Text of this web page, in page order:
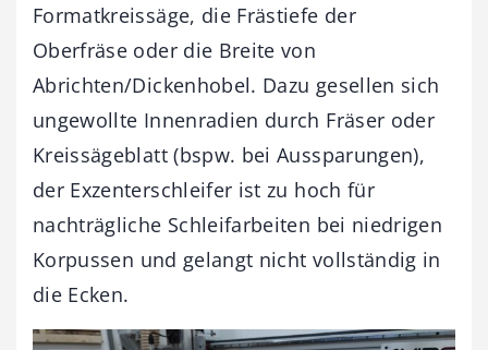
Formatkreissäge, die Frästiefe der
Oberfräse oder die Breite von
Abrichten/Dickenhobel. Dazu gesellen sich
ungewollte Innenradien durch Fräser oder
Kreissägeblatt (bspw. bei Aussparungen),
der Exzenterschleifer ist zu hoch für
nachträgliche Schleifarbeiten bei niedrigen
Korpussen und gelangt nicht vollständig in
die Ecken.